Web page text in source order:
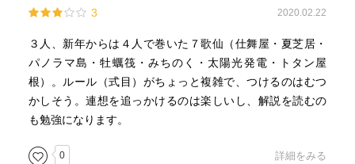
る丸谷才一他の歌仙の本（『とくとく歌仙』『すばる歌
仙』『歌仙の愉しみ』）はもっともっとハイレベルだと思
・しかし、連句は座の文芸、集った連衆がその場を楽しむ
のが本義と考えれば、彼らの間での目配せが成立すればそ
れで良いのだろう。また、時事ネタを敢えて入れて当世風
楽しみ方だ。多分、本来が内輪ネタ万歳ライブ感満載な世
3 2020.02.22
３人、新年からは４人で巻いた７歌仙（仕舞屋・夏芝居・
パノラマ島・牡蠣筏・みちのく・太陽光発電・トタン屋
根）。ルール（式目）がちょっと複雑で、つけるのはむつ
かしそう。連想を追っかけるのは楽しいし、解説を読むの
も勉強になります。
0 詳細をみる